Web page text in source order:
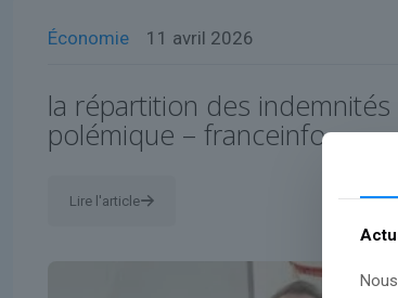
Économie 11 avril 2026
la répartition des
polémique – franceinfo
Lire l'article